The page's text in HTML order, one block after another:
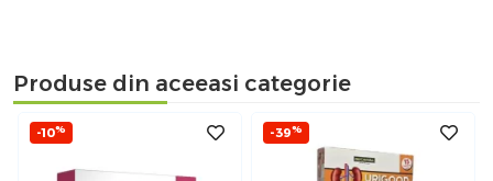
Produse din aceeasi categorie
-10% -39%